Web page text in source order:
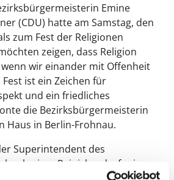
Emine
(CDU) hatte am Samstag, den
zum Fest der Religionen
zeigen, dass Religion
wir einander mit Offenheit
ist ein Zeichen für
und ein friedliches
die Bezirksbürgermeisterin
Haus in Berlin-Frohnau.
Superintendent des
Reinickendorf, wies